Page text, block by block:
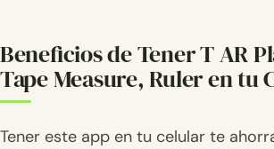
Beneficios de Tener T AR
Tape Measure, Ruler en tu
Tener este app en tu celular te